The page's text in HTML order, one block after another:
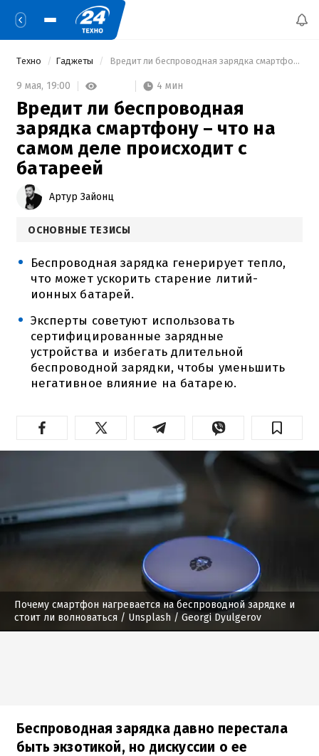
Техно Гаджеты Вредит ли беспроводная зарядка смартфону – что на самом деле происходит с батареей
9 мая, 19:00 4 мин
Вредит ли беспроводная
зарядка смартфону – что на
самом деле происходит с
батареей
Артур Зайонц
ОСНОВНЫЕ ТЕЗИСЫ
Беспроводная зарядка генерирует тепло,
что может ускорить старение литий-
ионных батарей.
Эксперты советуют использовать
сертифицированные зарядные
устройства и избегать длительной
беспроводной зарядки, чтобы уменьшить
негативное влияние на батарею.
Почему смартфон нагревается на беспроводной зарядке и
стоит ли волноваться / Unsplash / Georgi Dyulgerov
Беспроводная зарядка давно перестала
быть экзотикой, но дискуссии о ее